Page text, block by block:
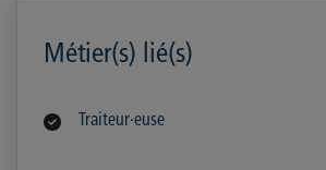
Métier(s) lié(s)
Traiteur·euse